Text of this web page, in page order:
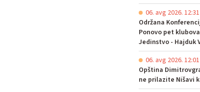
06. avg 2026. 12:31
Održana
Ponovo pet
Jedinstvo - Hajduk
06. avg 2026. 12:01
Opština
ne prilazite Nišavi